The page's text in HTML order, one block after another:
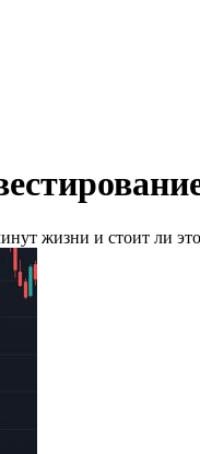
жизни и стоит ли это